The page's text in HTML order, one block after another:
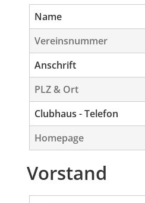
Name
Vereinsnummer
Anschrift
PLZ & Ort
Clubhaus - Telefon
Homepage
Vorstand